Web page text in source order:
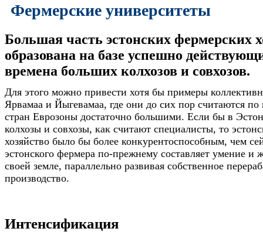
Фермерские университеты
Большая часть эстонских фермерских
образована на базе успешно
времена больших колхозов и совхозов.
Для этого можно привести хотя бы примеры
Ярвамаа и Йыгевамаа, где они до сих пор считаются
стран Еврозоны достаточно большими. Если бы в
колхозы и совхозы, как считают специалисты, то
хозяйство было бы более конкурентоспособным, чем
эстонского фермера по-прежнему составляет умение и
своей земле, параллельно развивая собственное
производство.
Интенсификация